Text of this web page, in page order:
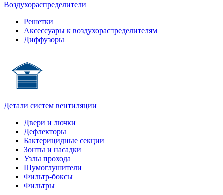
Воздухораспределители
Решетки
Аксессуары к воздухораспределителям
Диффузоры
Детали систем вентиляции
Двери и лючки
Дефлекторы
Бактерицидные секции
Зонты и насадки
Узлы прохода
Шумоглушители
Фильтр-боксы
Фильтры